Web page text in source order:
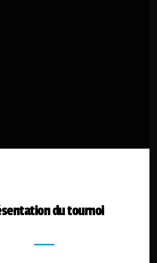
du tournoi